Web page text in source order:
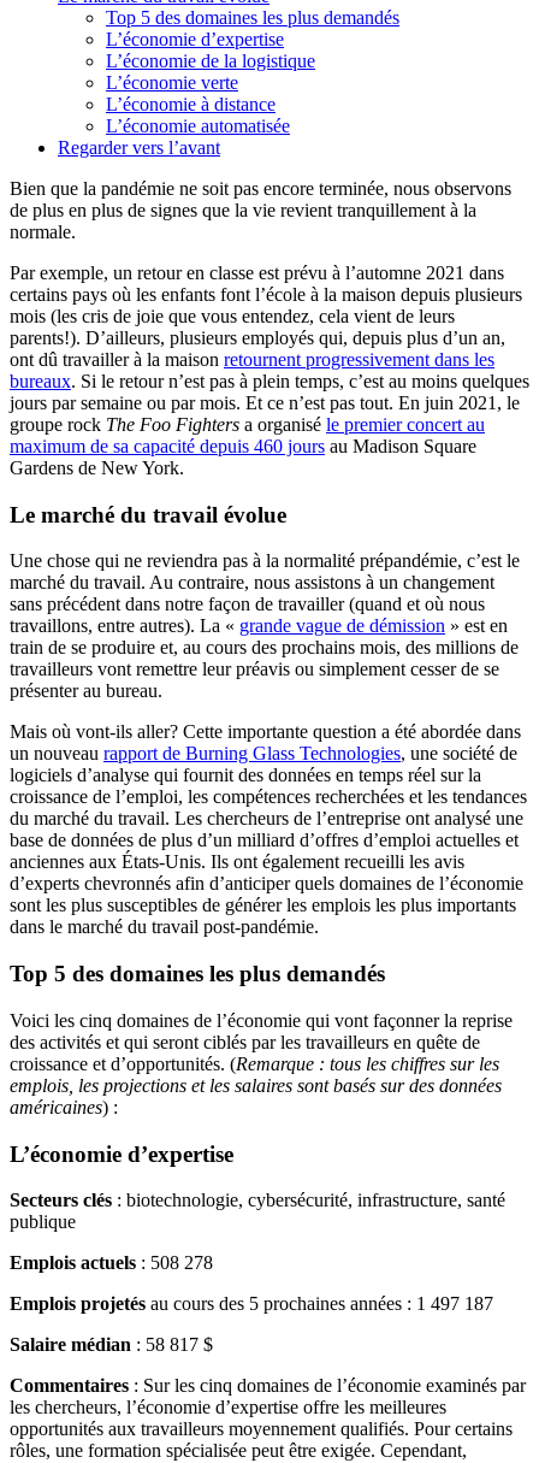
Top 5 des domaines les plus demandés
L’économie d’expertise
L’économie de la logistique
L’économie verte
L’économie à distance
L’économie automatisée
Regarder vers l’avant
Bien que la pandémie ne soit pas encore terminée, nous observons
de plus en plus de signes que la vie revient tranquillement à la
normale.
Par exemple, un retour en classe est prévu à l’automne 2021 dans
certains pays où les enfants font l’école à la maison depuis plusieurs
mois (les cris de joie que vous entendez, cela vient de leurs
parents!). D’ailleurs, plusieurs employés qui, depuis plus d’un an,
ont dû travailler à la maison retournent progressivement dans les
bureaux. Si le retour n’est pas à plein temps, c’est au moins quelques
jours par semaine ou par mois. Et ce n’est pas tout. En juin 2021, le
groupe rock The Foo Fighters a organisé le premier concert au
maximum de sa capacité depuis 460 jours au Madison Square
Gardens de New York.
Le marché du travail évolue
Une chose qui ne reviendra pas à la normalité prépandémie, c’est le
marché du travail. Au contraire, nous assistons à un changement
sans précédent dans notre façon de travailler (quand et où nous
travaillons, entre autres). La « grande vague de démission » est en
train de se produire et, au cours des prochains mois, des millions de
travailleurs vont remettre leur préavis ou simplement cesser de se
présenter au bureau.
Mais où vont-ils aller? Cette importante question a été abordée dans
un nouveau rapport de Burning Glass Technologies, une société de
logiciels d’analyse qui fournit des données en temps réel sur la
croissance de l’emploi, les compétences recherchées et les tendances
du marché du travail. Les chercheurs de l’entreprise ont analysé une
base de données de plus d’un milliard d’offres d’emploi actuelles et
anciennes aux États-Unis. Ils ont également recueilli les avis
d’experts chevronnés afin d’anticiper quels domaines de l’économie
sont les plus susceptibles de générer les emplois les plus importants
dans le marché du travail post-pandémie.
Top 5 des domaines les plus demandés
Voici les cinq domaines de l’économie qui vont façonner la reprise
des activités et qui seront ciblés par les travailleurs en quête de
croissance et d’opportunités. (Remarque : tous les chiffres sur les
emplois, les projections et les salaires sont basés sur des données
américaines) :
L’économie d’expertise
Secteurs clés : biotechnologie, cybersécurité, infrastructure, santé
publique
Emplois actuels : 508 278
Emplois projetés au cours des 5 prochaines années : 1 497 187
Salaire médian : 58 817 $
Commentaires : Sur les cinq domaines de l’économie examinés par
les chercheurs, l’économie d’expertise offre les meilleures
opportunités aux travailleurs moyennement qualifiés. Pour certains
rôles, une formation spécialisée peut être exigée. Cependant,